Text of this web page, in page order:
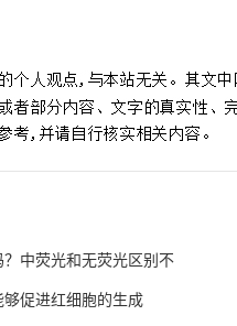
中荧光和无荧光区别不
促进红细胞的生成